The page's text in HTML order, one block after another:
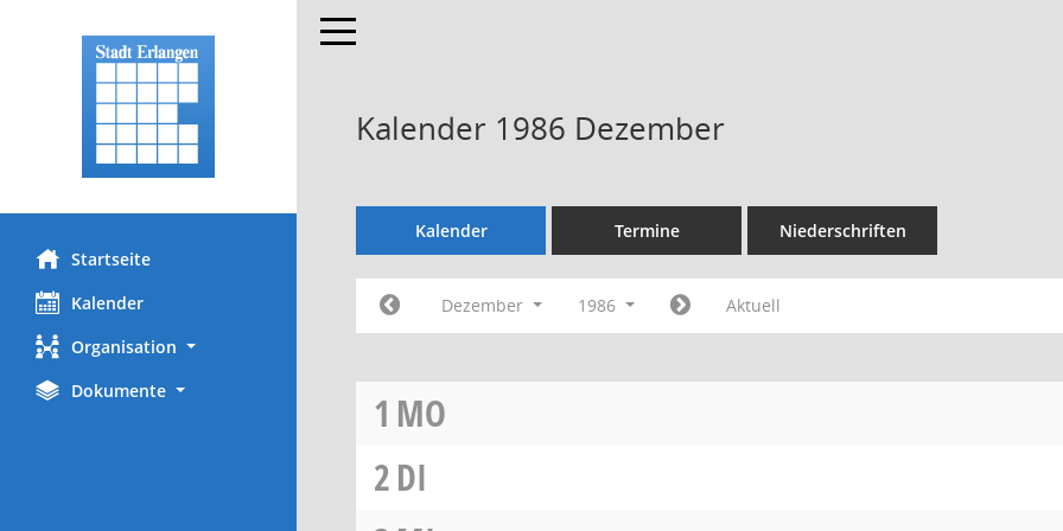
Startseite
Kalender
Organisation
Dokumente
Toggle navigation
Kalender 1986 Dezember
Kalender Termine Niederschriften
Dezember 1986 Aktuell
1 MO
2DI